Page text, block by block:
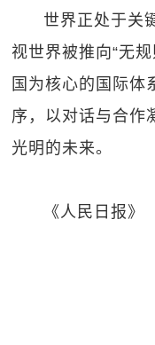
世界正处于关
视世界被推向“无
国为核心的国际体
序，以对话与合作
光明的未来。
《人民日报》